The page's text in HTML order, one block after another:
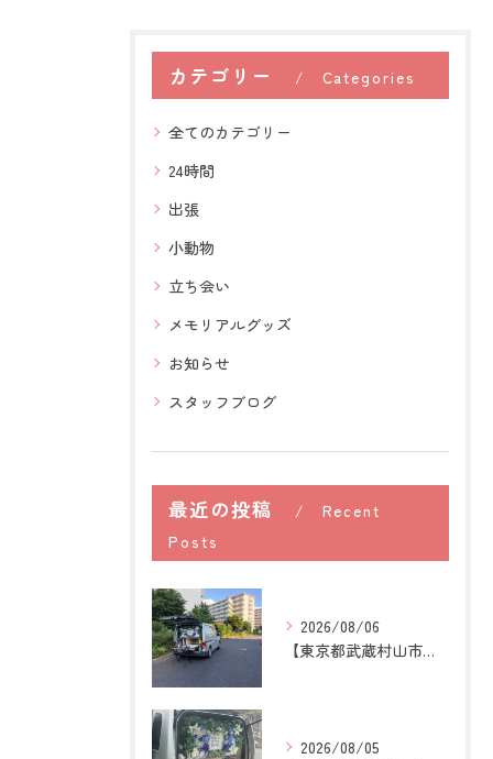
カテゴリー Categories
全てのカテゴリー
24時間
出張
小動物
立ち会い
メモリアルグッズ
お知らせ
スタッフブログ
最近の投稿
Recent
Posts
2026/08/06
【東京都武蔵村山市】犬の訪問ペット火葬｜愛犬との最後の時間を...
2026/08/05